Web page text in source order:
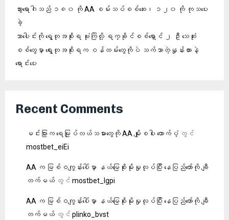
သွားရောဂါသည် ၁၈၀ ကို AA စမ်းသပ်စစ်ဆေး၊ ၁၂၀ ကို ကုသပေး
ခဲ့
သာပေါင်းကို ရွေတုအစိုးရ ဗုံးကြဲလို့ ရက္ခိုင်စစ်ရှောင် ၂ ဦး သေဆုံး
စစ်တွေမှာ ရွေးတုအစိုးရက ဝန်ထမ်းတွေကိုပဲ သက်သာတဲ့နှုန်းထားနဲ့
ရောင်းပေး
Recent Comments
မင်းပြားက ရေမြုပ်လယ်သမားတွေကို AA မျိုးစပါး ထောက်ပံ့ တွင်
mostbet_eiEi
AA က မြစ်ဝကျွန်းပေါ်မှာ နယ်မြေစိုးမိုးမှုလုပ်ပြီး နေပြည်တော်ကို ချီ
တက်မယ် တွင် mostbet_lgpi
AA က မြစ်ဝကျွန်းပေါ်မှာ နယ်မြေစိုးမိုးမှုလုပ်ပြီး နေပြည်တော်ကို ချီ
တက်မယ် တွင် plinko_bvst